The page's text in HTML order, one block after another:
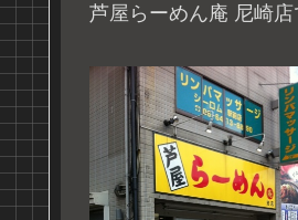
芦屋らーめん庵 尼崎店